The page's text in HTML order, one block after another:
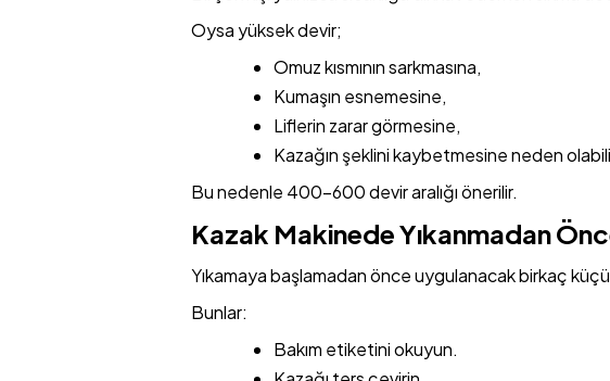
Oysa yüksek devir;
Omuz kısmının sarkmasına,
Kumaşın esnemesine,
Liflerin zarar görmesine,
Kazağın şeklini kaybetmesine neden
Bu nedenle 400-600 devir aralığı önerilir.
Kazak Makinede Yıkanmadan
Yıkamaya başlamadan önce uygulanacak birkaç
Bunlar:
Bakım etiketini okuyun.